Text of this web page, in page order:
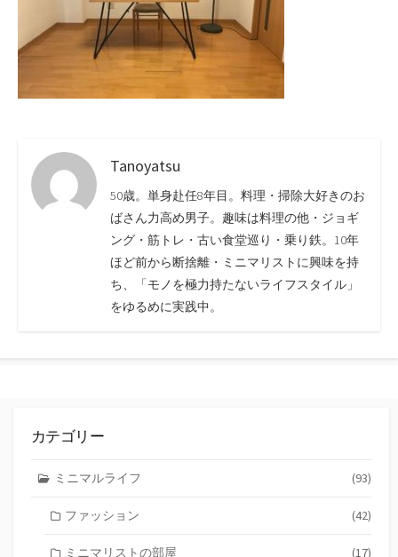
Tanoyatsu
50歳。単身赴任8年目。料理・掃除大好きのお
ばさん力高め男子。趣味は料理の他・ジョギ
ング・筋トレ・古い食堂巡り・乗り鉄。10年
ほど前から断捨離・ミニマリストに興味を持
ち、「モノを極力持たないライフスタイル」
をゆるめに実践中。
カテゴリー
ミニマルライフ (93)
ファッション (42)
ミニマリストの部屋 (17)